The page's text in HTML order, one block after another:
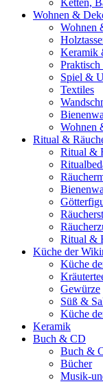
Ketten,
Wohnen &
Wohnen
Keramik
Spiel &
Textiles
Wohnen
Ritual &
Ritual &
Ritual &
Küche der
Küche
Gewürze
Süß &
Küche
Keramik
Buch & CD
Buch &
Bücher
Musik-